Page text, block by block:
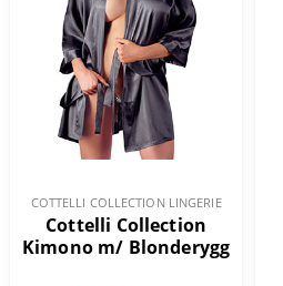
COTTELLI COLLECTION LINGERIE
Cottelli Collection
Kimono m/ Blonderygg